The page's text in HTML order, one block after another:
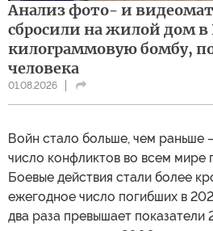
Анализ фото- и
сбросили на жилой дом в
килограммовую бомбу,
человека
01.08.2026
Войн стало больше, чем раньше
число конфликтов во всем мире
Боевые действия стали более
ежегодное число погибших в
два раза превышает показатели